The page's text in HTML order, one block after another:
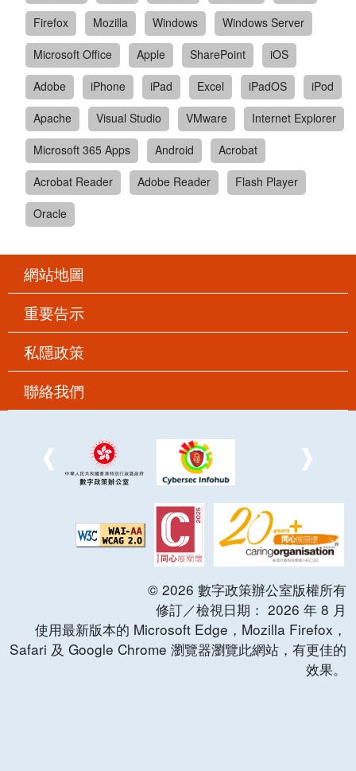
Firefox
Mozilla Windows
Windows Server
Microsoft Office
Apple SharePoint
iOS
Adobe
iPhone iPad Excel iPadOS
iPod
Apache
Visual Studio VMware
Internet Explorer
Microsoft 365 Apps
Android
Acrobat
Acrobat Reader
Adobe Reader
Flash Player
Oracle
網站地圖
重要告示
私隱政策
聯絡我們
© 2026 數字政策辦公室版權所有
修訂／檢視日期： 2026 年 8 月
使用最新版本的 Microsoft Edge，Mozilla Firefox，
Safari 及 Google Chrome 瀏覽器瀏覽此網站，有更佳的
效果。